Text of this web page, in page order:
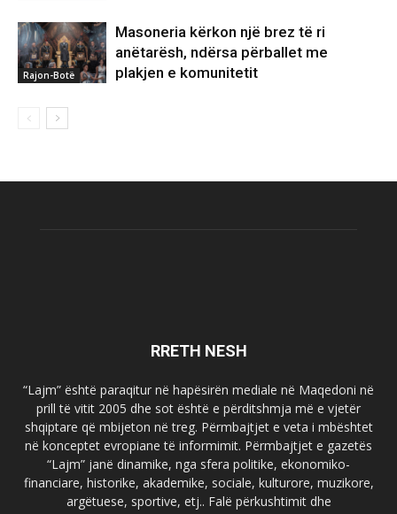
Rajon-Botë
Masoneria kërkon një brez të ri
anëtarësh, ndërsa përballet me
plakjen e komunitetit
RRETH NESH
“Lajm” është paraqitur në hapësirën mediale në Maqedoni në
prill të vitit 2005 dhe sot është e përditshmja më e vjetër
shqiptare që mbijeton në treg. Përmbajtjet e veta i mbështet
në konceptet evropiane të informimit. Përmbajtjet e gazetës
“Lajm” janë dinamike, nga sfera politike, ekonomiko-
financiare, historike, akademike, sociale, kulturore, muzikore,
argëtuese, sportive, etj.. Falë përkushtimit dhe